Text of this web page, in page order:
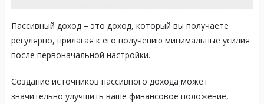
Пассивный доход – это доход, который вы получаете
регулярно, прилагая к его получению минимальные усилия
после первоначальной настройки.
Создание источников пассивного дохода может
значительно улучшить ваше финансовое положение,